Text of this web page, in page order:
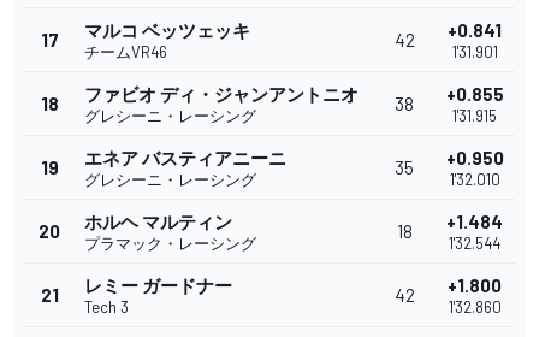
17 マルコ ベッツェッキ
チームVR46
42 +0.841
1'31.901
18 ファビオ ディ・ジャンアントニオ
グレシーニ・レーシング
38 +0.855
1'31.915
19 エネア バスティアニーニ
グレシーニ・レーシング
35 +0.950
1'32.010
20 ホルヘ マルティン
プラマック・レーシング
18 +1.484
1'32.544
21 レミー ガードナー
Tech 3
42 +1.800
1'32.860